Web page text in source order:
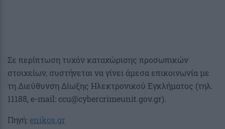
Σε περίπτωση τυχόν καταχώρισης προσωπικών
στοιχείων, συστήνεται να γίνει άμεσα επικοινωνία με
τη Διεύθυνση Δίωξης Ηλεκτρονικού Εγκλήματος (τηλ.
11188, e-mail: ccu@cybercrimeunit.gov.gr).
Πηγή: enikos.gr